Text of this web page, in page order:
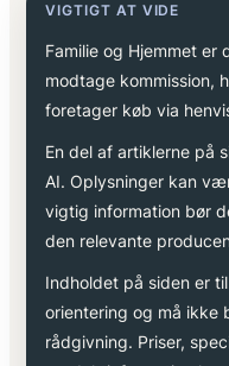
VIGTIGT AT VIDE
Familie og Hjemmet er
modtage kommission,
foretager køb via
En del af artiklerne på
AI. Oplysninger kan
vigtig information bør
den relevante
Indholdet på siden er
orientering og må ikke
rådgivning. Priser,